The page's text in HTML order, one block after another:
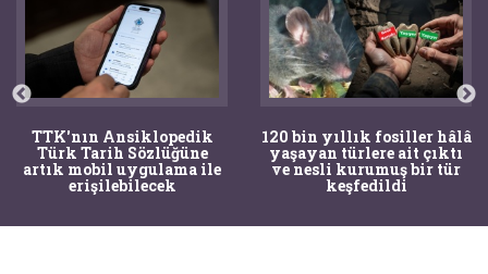
TTK'nın Ansiklopedik
Türk Tarih Sözlüğüne
artık mobil uygulama ile
erişilebilecek
120 bin yıllık fosiller hâlâ
yaşayan türlere ait çıktı
ve nesli kurumuş bir tür
keşfedildi